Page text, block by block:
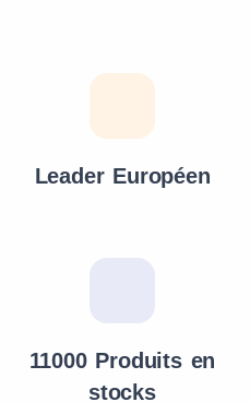
Leader Européen
11000 Produits en
stocks